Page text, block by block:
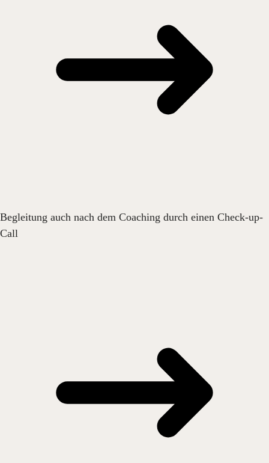
Begleitung auch nach dem Coaching durch einen Check-up-
Call